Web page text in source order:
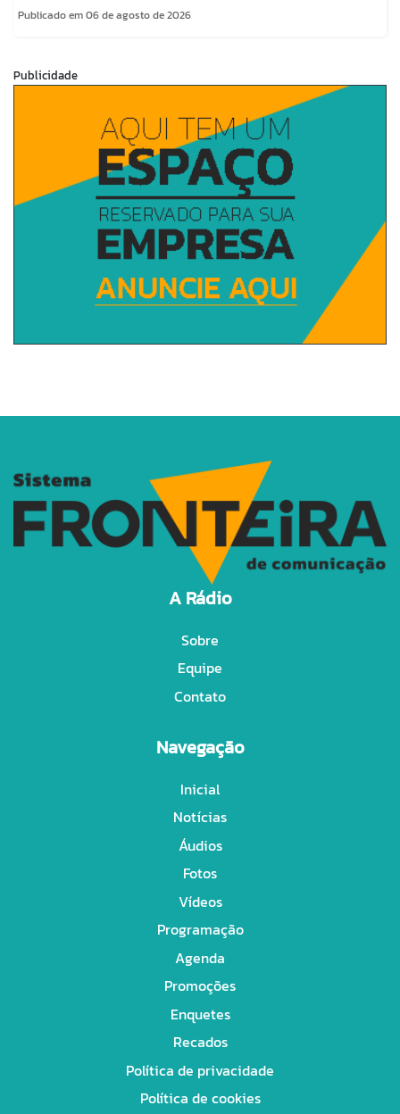
Publicado em 06 de agosto de 2026
Publicidade
Navegação
Inicial
Notícias
Áudios
Fotos
Vídeos
Programação
Agenda
Promoções
Enquetes
Recados
Política de privacidade
Política de cookies
A Rádio
Sobre
Equipe
Contato